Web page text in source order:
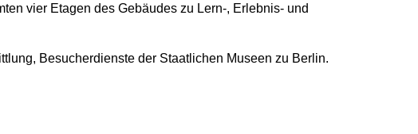
vier Etagen des Gebäudes zu Lern-, Erlebnis- und
Besucherdienste der Staatlichen Museen zu Berlin.